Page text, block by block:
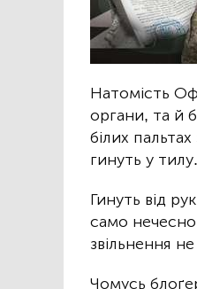
Натомість
органи, та й
білих
гинуть у тилу.
Гинуть від
само
звільнення
Чомусь